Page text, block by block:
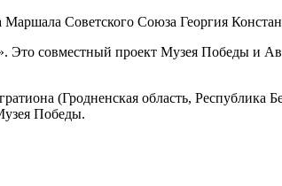
Советского Союза Георгия
Это совместный проект Музея Победы и
(Гродненская область, Республика
Победы.